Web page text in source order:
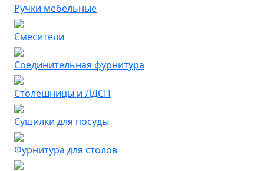
Ручки мебельные
Смесители
Соединительная фурнитура
Столешницы и ЛДСП
Сушилки для посуды
Фурнитура для столов